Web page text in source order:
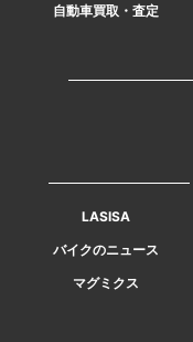
自動車買取・査定
LASISA
バイクのニュース
マグミクス